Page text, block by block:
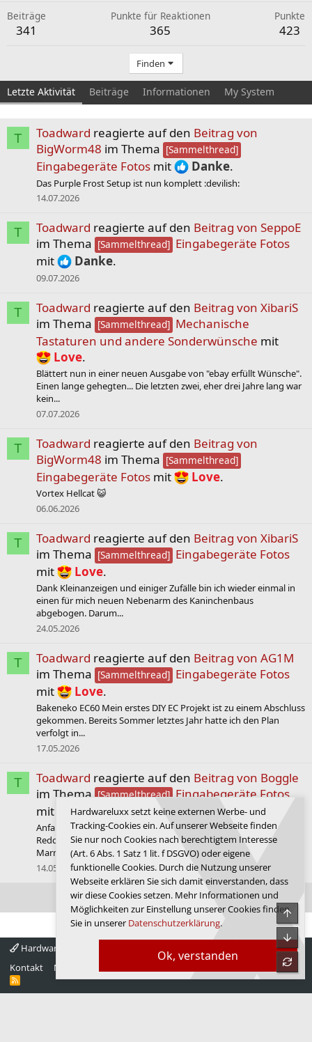
Beiträge
341
Punkte für Reaktionen
365
Punkte
423
Finden
Letzte Aktivität Beiträge Informationen My System
T Toadward reagierte auf den Beitrag von
BigWorm48 im Thema [Sammelthread]
Eingabegeräte Fotos mit Danke.
Das Purple Frost Setup ist nun komplett :devilish:
14.07.2026
T Toadward reagierte auf den Beitrag von SeppoE
im Thema [Sammelthread] Eingabegeräte Fotos
mit
Danke.
09.07.2026
T Toadward reagierte auf den Beitrag von XibariS
im Thema [Sammelthread] Mechanische
Tastaturen und andere Sonderwünsche mit
Love.
Blättert nun in einer neuen Ausgabe von "ebay erfüllt Wünsche".
Einen lange gehegten... Die letzten zwei, eher drei Jahre lang war
kein...
07.07.2026
T Toadward reagierte auf den Beitrag von
BigWorm48 im Thema [Sammelthread]
Eingabegeräte Fotos mit Love.
Vortex Hellcat 😺
06.06.2026
T Toadward reagierte auf den Beitrag von XibariS
im Thema [Sammelthread] Eingabegeräte Fotos
mit
Love.
Dank Kleinanzeigen und einiger Zufälle bin ich wieder einmal in
einen für mich neuen Nebenarm des Kaninchenbaus
abgebogen. Darum...
24.05.2026
T Toadward reagierte auf den Beitrag von AG1M
im Thema [Sammelthread] Eingabegeräte Fotos
mit
Love.
Bakeneko EC60 Mein erstes DIY EC Projekt ist zu einem Abschluss
gekommen. Bereits Sommer letztes Jahr hatte ich den Plan
verfolgt in...
17.05.2026
T Toadward reagierte auf den Beitrag von Boggle
im Thema [Sammelthread] Eingabegeräte Fotos
mit
Love.
Anfang November 2025 habe ich am vorletzten Tag des GB auf
Reddit die Marble 60 von ElecFox entdeckt. Ein Board aus
Marmor hatte ich...
14.05.2026
Ältere Aktivitäten anzeigen
Hardwareluxx 4.0
Kontakt
Nutzungsbedingungen Startseite
R
S
Ok, verstanden
Hardwareluxx setzt keine externen Werbe- und
Tracking-Cookies ein. Auf unserer Webseite finden
Sie nur noch Cookies nach berechtigtem Interesse
(Art. 6 Abs. 1 Satz 1 lit. f DSGVO) oder eigene
funktionelle Cookies. Durch die Nutzung unserer
Webseite erklären Sie sich damit einverstanden, dass
wir diese Cookies setzen. Mehr Informationen und
Möglichkeiten zur Einstellung unserer Cookies finden
Sie in unserer Datenschutzerklärung.